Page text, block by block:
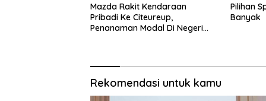
Mazda Rakit Kendaraan
Pribadi Ke Citeureup,
Penanaman Modal Di Negeri
Pilihan
Banyak
Rekomendasi untuk kamu